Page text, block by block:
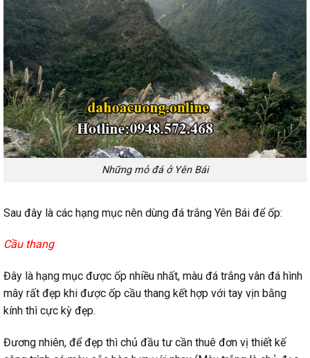
Những mỏ đá ở Yên Bái
Sau đây là các hạng mục nên dùng đá trắng Yên Bái để ốp:
Cầu thang
Đây là hạng mục được ốp nhiều nhất, màu đá trắng vân đá hình
mây rất đẹp khi được ốp cầu thang kết hợp với tay vịn bằng
kính thì cực kỳ đẹp.
Đương nhiên, để đẹp thì chủ đầu tư cần thuê đơn vị thiết kế